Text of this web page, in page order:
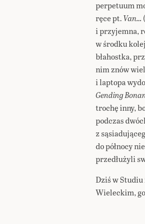
perpetuum
ręce pt.Van…
i przyjemna,
w środku
błahostka,
nim znów
i laptopa
Gending
trochę inny,
podczas
z
do północy
przedłużyli
Dziś w Studiu
Wieleckim,